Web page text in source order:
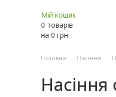
Мій кошик
0 товарів
на 0 грн
Головна Насіння